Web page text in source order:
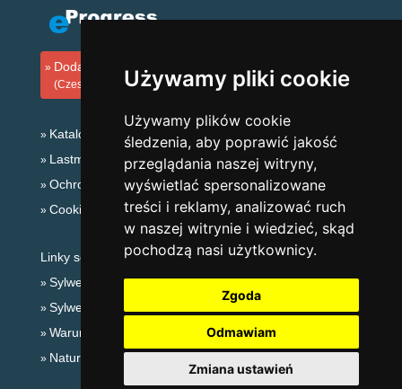
Używamy pliki cookie
Używamy plików cookie
śledzenia, aby poprawić jakość
przeglądania naszej witryny,
wyświetlać spersonalizowane
treści i reklamy, analizować ruch
w naszej witrynie i wiedzieć, skąd
pochodzą nasi użytkownicy.
Zgoda
Odmawiam
Zmiana ustawień
Dodaj zakwaterowanie
(Czeski)
Katalog zakwaterowania
Lastminute Jesioniki
Ochrona prywatności
Cookies
Linky sezonowe:
Sylwester Jesioniki
Sylwester w górach 2025/26
Warunki narciarskie
Naturalne kąpieliska